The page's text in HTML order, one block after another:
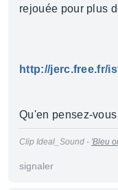
rejouée pour plus
http://jerc.free.fr/
Qu'en pensez-
Clip Ideal_Sound - 'Bleu
signaler